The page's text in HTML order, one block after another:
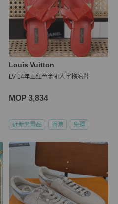
Louis Vuitton
LV 14年正红色金扣人字拖凉鞋
MOP 3,834
近新閒置品 香港 免運